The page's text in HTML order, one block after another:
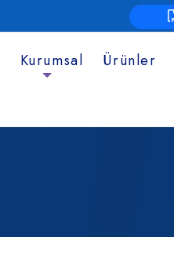
Kurumsal Ürünler